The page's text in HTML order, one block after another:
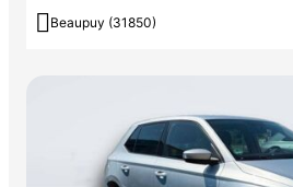
 Beaupuy (31850)